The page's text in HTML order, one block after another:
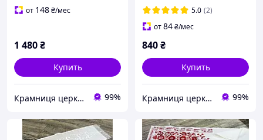
от 148₴/мес
1 480₴
Купить
Крамниця церковних виробів «Грааль» 99%
5.0 (2)
от84₴/мес
840₴
Купить
Крамниця церковних виробів «Грааль» 99%